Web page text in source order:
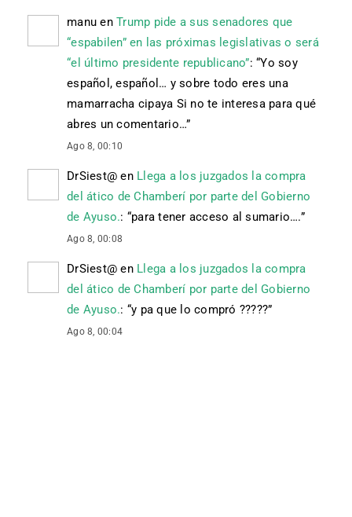
manu en Trump pide a sus senadores que
“espabilen” en las próximas legislativas o será
“el último presidente republicano”: “Yo soy
español, español… y sobre todo eres una
mamarracha cipaya Si no te interesa para qué
abres un comentario…”
Ago 8, 00:10
DrSiest@ en Llega a los juzgados la compra
del ático de Chamberí por parte del Gobierno
de Ayuso.: “para tener acceso al sumario….”
Ago 8, 00:08
DrSiest@ en Llega a los juzgados la compra
del ático de Chamberí por parte del Gobierno
de Ayuso.: “y pa que lo compró ?????”
Ago 8, 00:04